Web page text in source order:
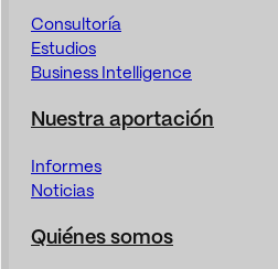
Consultoría
Estudios
Business Intelligence
Nuestra aportación
Informes
Noticias
Quiénes somos